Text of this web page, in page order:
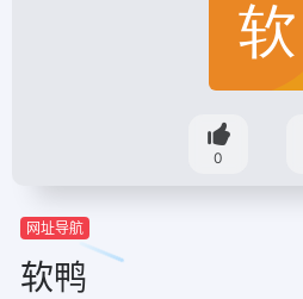
0
网址导航
软鸭